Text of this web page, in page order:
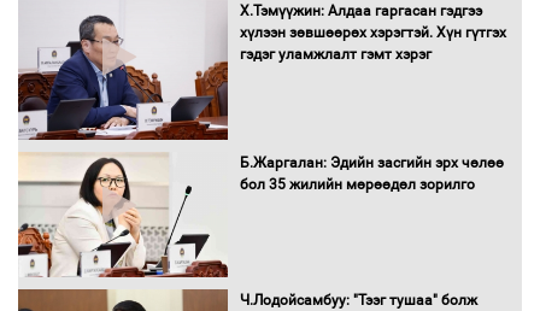
Н.Номтойбаяр: Аймгуудад тулгамдаж
буй асуудлуудыг Засгийн газрын
хуралдаанд танилцуулж,
эрэгтэйчүүдийн волейболын тэмцээнд
оролцож байгаа баг тамирчдад
Х.Тэмүүжин: Алдаа гаргасан гэдгээ
хүлээн зөвшөөрөх хэрэгтэй. Хүн гүтгэх
гэдэг уламжлалт гэмт хэрэг
Б.Жаргалан: Эдийн засгийн эрх чөлөө
бол 35 жилийн мөрөөдөл зорилго
Ч.Лодойсамбуу: "Тээг тушаа" болж